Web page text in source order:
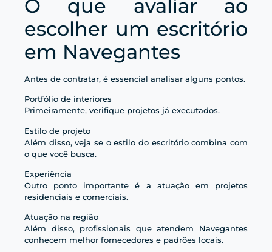
O que avaliar ao
escolher um escritório
em Navegantes
Antes de contratar, é essencial analisar alguns pontos.
Portfólio de interiores
Primeiramente, verifique projetos já executados.
Estilo de projeto
Além disso, veja se o estilo do escritório combina com
o que você busca.
Experiência
Outro ponto importante é a atuação em projetos
residenciais e comerciais.
Atuação na região
Além disso, profissionais que atendem Navegantes
conhecem melhor fornecedores e padrões locais.